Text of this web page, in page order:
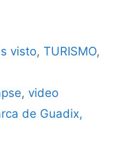
visto,TURISMO,
,video
de Guadix,